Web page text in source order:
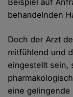
Beispiel auf
behandelnden
Doch der Arzt
mitfühlend und
eingestellt sein,
eine